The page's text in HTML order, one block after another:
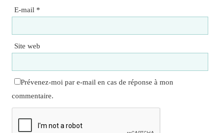
E-mail *
Site web
Prévenez-moi par e-mail en cas de réponse à mon
commentaire.